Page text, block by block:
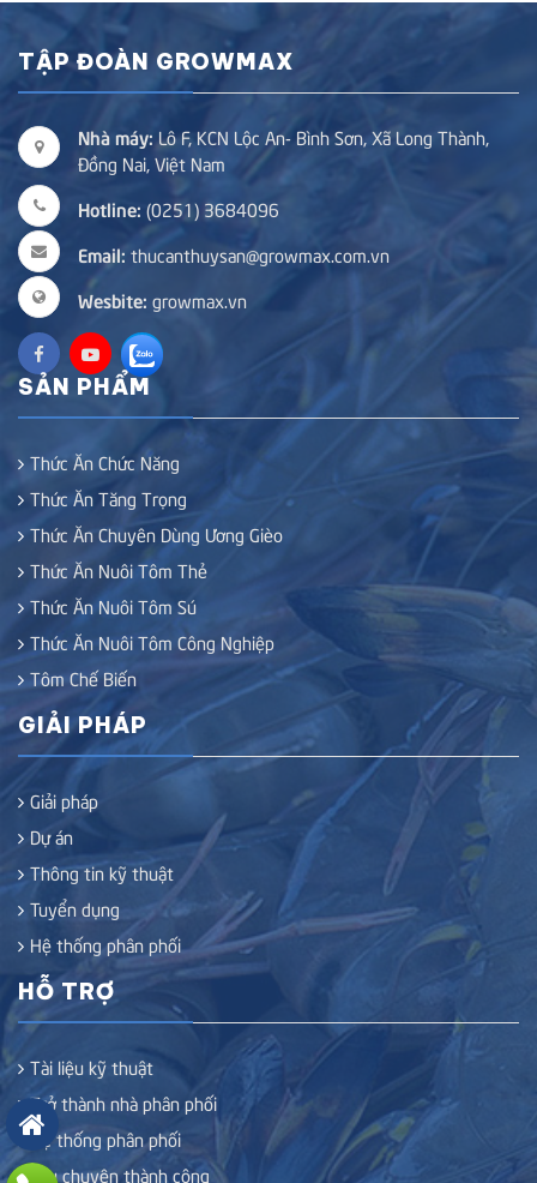
TẬP ĐOÀN GROWMAX
Nhà máy: Lô F, KCN Lộc An- Bình Sơn, Xã Long Thành,
Đồng Nai, Việt Nam
Hotline: (0251) 3684096
Email: thucanthuysan@growmax.com.vn
Wesbite: growmax.vn
SẢN PHẨM
Thức Ăn Chức Năng
Thức Ăn Tăng Trọng
Thức Ăn Chuyên Dùng Ương Gièo
Thức Ăn Nuôi Tôm Thẻ
Thức Ăn Nuôi Tôm Sú
Thức Ăn Nuôi Tôm Công Nghiệp
Tôm Chế Biến
GIẢI PHÁP
Giải pháp
Dự án
Thông tin kỹ thuật
Tuyển dụng
Hệ thống phân phối
HỖ TRỢ
Tài liệu kỹ thuật
Trở thành nhà phân phối
Hệ thống phân phối
Câu chuyện thành công